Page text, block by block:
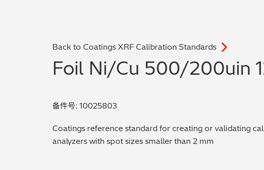
Back to Coatings XRF Calibration Standards
Foil Ni/Cu 500/200uin
备件号: 10025803
Coatings reference standard for creating or validating
analyzers with spot sizes smaller than 2 mm